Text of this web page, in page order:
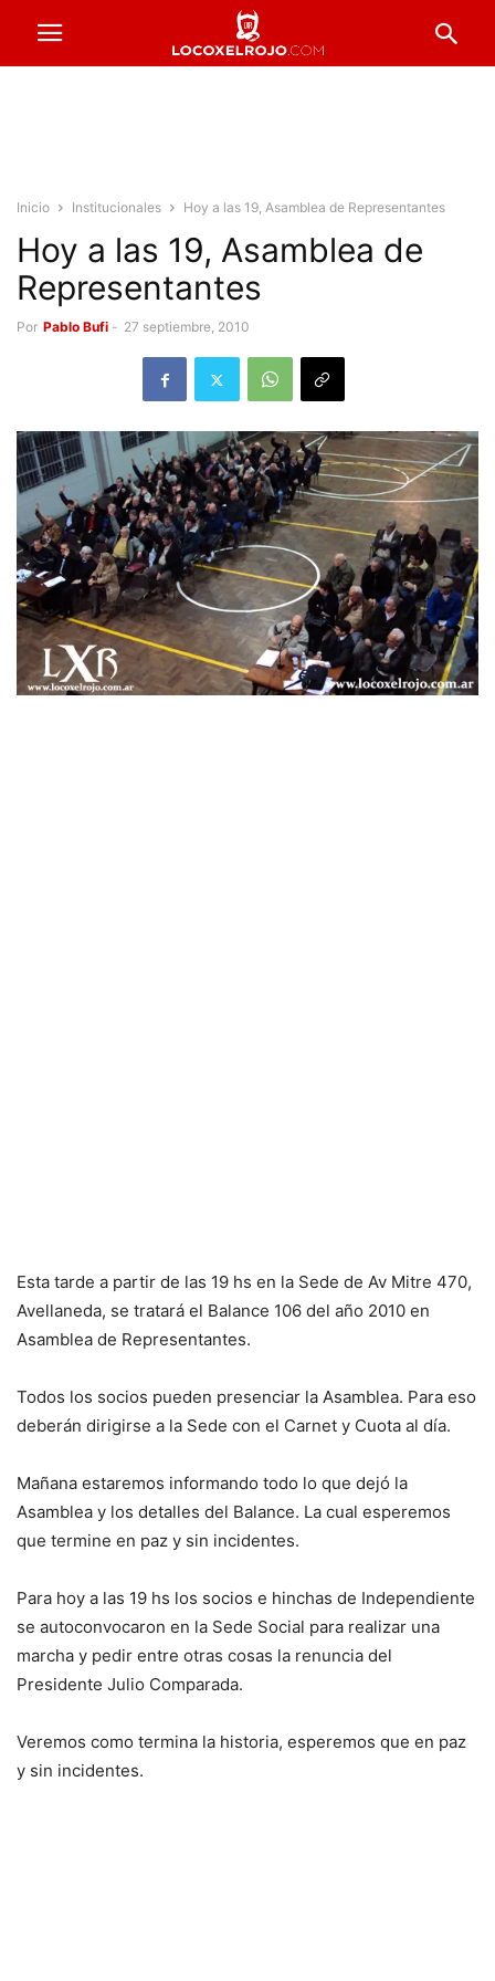
Inicio Institucionales Hoy a las 19, Asamblea de Representantes
Hoy a las 19, Asamblea de
Representantes
Por Pablo Bufi - 27 septiembre, 2010
Esta tarde a partir de las 19 hs en la Sede de Av Mitre 470,
Avellaneda, se tratará el Balance 106 del año 2010 en
Asamblea de Representantes.
Todos los socios pueden presenciar la Asamblea. Para eso
deberán dirigirse a la Sede con el Carnet y Cuota al día.
Mañana estaremos informando todo lo que dejó la
Asamblea y los detalles del Balance. La cual esperemos
que termine en paz y sin incidentes.
Para hoy a las 19 hs los socios e hinchas de Independiente
se autoconvocaron en la Sede Social para realizar una
marcha y pedir entre otras cosas la renuncia del
Presidente Julio Comparada.
Veremos como termina la historia, esperemos que en paz
y sin incidentes.